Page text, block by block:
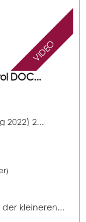
VIDEO
DOC...
2022) 2...
der kleineren...